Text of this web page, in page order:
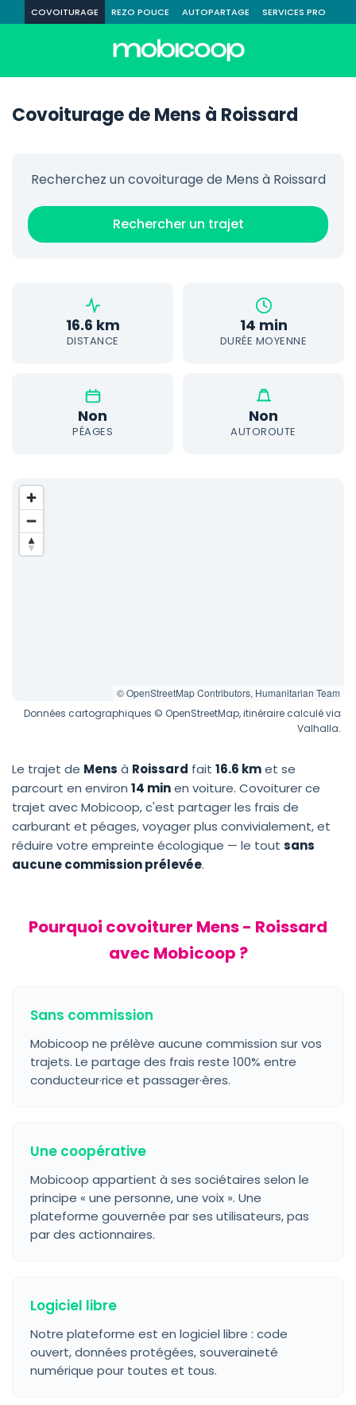
COVOITURAGE REZO POUCE AUTOPARTAGE SERVICES PRO
Covoiturage de Mens à Roissard
Recherchez un covoiturage de Mens à Roissard
Rechercher un trajet
16.6 km
DISTANCE
14 min
DURÉE MOYENNE
Non
PÉAGES
Non
AUTOROUTE
© OpenStreetMap Contributors, Humanitarian Team
Données cartographiques © OpenStreetMap, itinéraire calculé via
Valhalla.
Le trajet de Mens à Roissard fait 16.6 kmet se
parcourt en environ 14 minen voiture. Covoiturer ce
trajet avec Mobicoop, c'est partager les frais de
carburant et péages, voyager plus convivialement, et
réduire votre empreinte écologique — le tout sans
aucune commission prélevée.
Pourquoi covoiturer Mens - Roissard
avec Mobicoop ?
Sans commission
Mobicoop ne prélève aucune commission sur vos
trajets. Le partage des frais reste 100% entre
conducteur·rice et passager·ères.
Une coopérative
Mobicoop appartient à ses sociétaires selon le
principe « une personne, une voix ». Une
plateforme gouvernée par ses utilisateurs, pas
par des actionnaires.
Logiciel libre
Notre plateforme est en logiciel libre : code
ouvert, données protégées, souveraineté
numérique pour toutes et tous.